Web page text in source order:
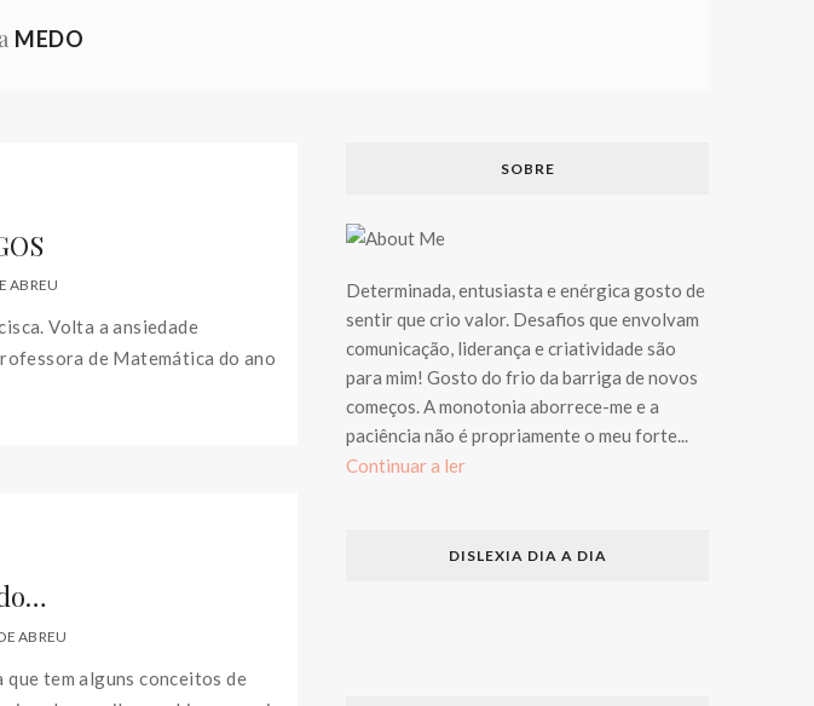
MEDO
ABREU
Volta a ansiedade
de Matemática do ano
ABREU
que tem alguns conceitos de
SOBRE
Determinada, entusiasta e enérgica gosto de
sentir que crio valor. Desafios que envolvam
comunicação, liderança e criatividade são
para mim! Gosto do frio da barriga de novos
começos. A monotonia aborrece-me e a
paciência não é propriamente o meu forte...
Continuar a ler
DISLEXIA DIA A DIA